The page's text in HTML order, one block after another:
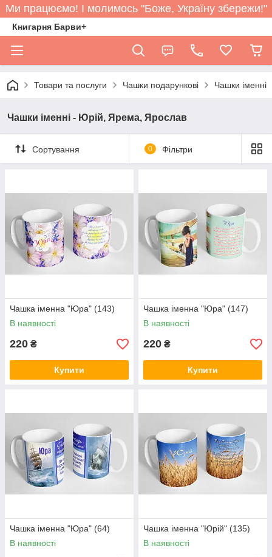
Ми працюємо! І молимось "Боже, Україну збережи!"
Книгарня Барви+
Товари та послуги Чашки подарункові Чашки іменні
Чашки іменні - Юрій, Ярема, Ярослав
Сортування 0 Фільтри
Чашка іменна "Юра" (143)
В наявності
220 ₴
Купити
Чашка іменна "Юра" (147)
В наявності
220 ₴
Купити
Чашка іменна "Юра" (64)
В наявності
Чашка іменна "Юрій" (135)
В наявності